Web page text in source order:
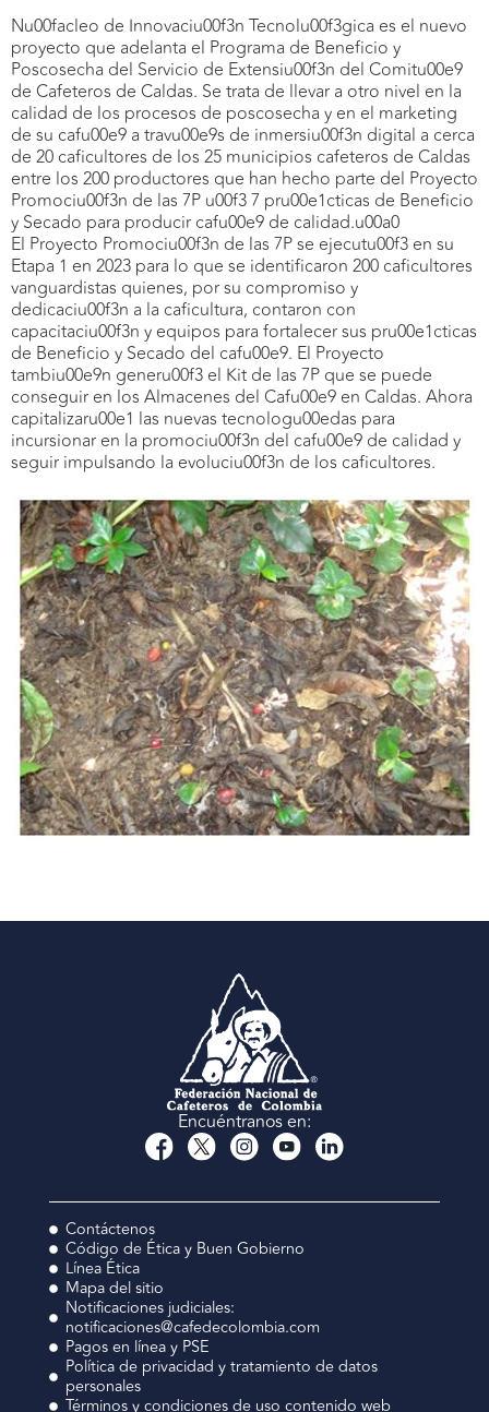
Nu00facleo de Innovaciu00f3n Tecnolu00f3gica es el nuevo
proyecto que adelanta el Programa de Beneficio y
Poscosecha del Servicio de Extensiu00f3n del Comitu00e9
de Cafeteros de Caldas. Se trata de llevar a otro nivel en la
calidad de los procesos de poscosecha y en el marketing
de su cafu00e9 a travu00e9s de inmersiu00f3n digital a cerca
de 20 caficultores de los 25 municipios cafeteros de Caldas
entre los 200 productores que han hecho parte del Proyecto
Promociu00f3n de las 7P u00f3 7 pru00e1cticas de Beneficio
y Secado para producir cafu00e9 de calidad.u00a0
El Proyecto Promociu00f3n de las 7P se ejecutu00f3 en su
Etapa 1 en 2023 para lo que se identificaron 200 caficultores
vanguardistas quienes, por su compromiso y
dedicaciu00f3n a la caficultura, contaron con
capacitaciu00f3n y equipos para fortalecer sus pru00e1cticas
de Beneficio y Secado del cafu00e9. El Proyecto
tambiu00e9n generu00f3 el Kit de las 7P que se puede
conseguir en los Almacenes del Cafu00e9 en Caldas. Ahora
capitalizaru00e1 las nuevas tecnologu00edas para
incursionar en la promociu00f3n del cafu00e9 de calidad y
seguir impulsando la evoluciu00f3n de los caficultores.
Encuéntranos en:
Contáctenos
Código de Ética y Buen Gobierno
Línea Ética
Mapa del sitio
Notificaciones judiciales:
notificaciones@cafedecolombia.com
Pagos en línea y PSE
Política de privacidad y tratamiento de datos
personales
Términos y condiciones de uso contenido web